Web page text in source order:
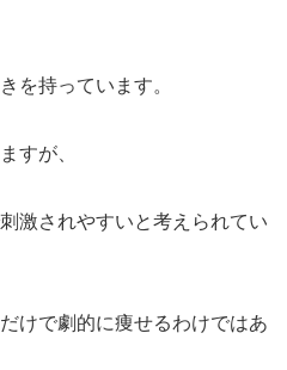
を持っています。
すが、
激されやすいと考えられてい
けで劇的に痩せるわけではあ